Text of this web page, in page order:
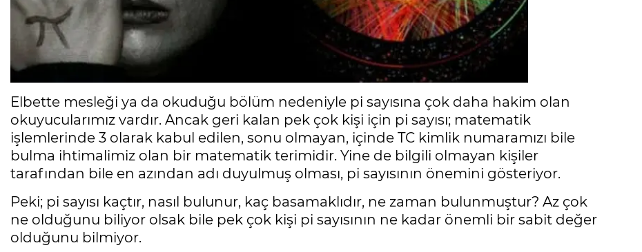
Elbette mesleği ya da okuduğu bölüm nedeniyle pi sayısına çok daha hakim olan
okuyucularımız vardır. Ancak geri kalan pek çok kişi için pi sayısı; matematik
işlemlerinde 3 olarak kabul edilen, sonu olmayan, içinde TC kimlik numaramızı bile
bulma ihtimalimiz olan bir matematik terimidir. Yine de bilgili olmayan kişiler
tarafından bile en azından adı duyulmuş olması, pi sayısının önemini gösteriyor.
Peki; pi sayısı kaçtır, nasıl bulunur, kaç basamaklıdır, ne zaman bulunmuştur? Az çok
ne olduğunu biliyor olsak bile pek çok kişi pi sayısının ne kadar önemli bir sabit değer
olduğunu bilmiyor.